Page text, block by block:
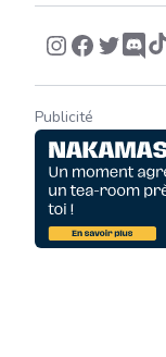
Publicité